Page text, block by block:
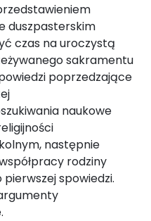
duszpasterskim
czas na uroczystą
sakramentu
poprzedzające
naukowe
następnie
rodziny
spowiedzi.